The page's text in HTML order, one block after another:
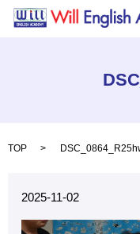
TOP
2025-11-02